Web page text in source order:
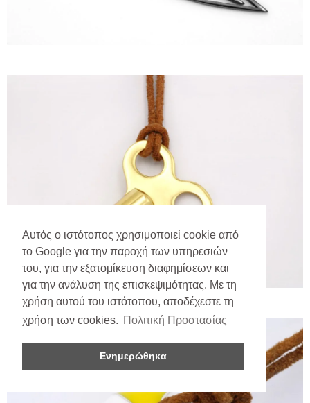
Αυτός ο ιστότοπος χρησιμοποιεί cookie από
το Google για την παροχή των υπηρεσιών
του, για την εξατομίκευση διαφημίσεων και
για την ανάλυση της επισκεψιμότητας. Με τη
χρήση αυτού του ιστότοπου, αποδέχεστε τη
χρήση των cookies. Πολιτική Προστασίας
Ενημερώθηκα